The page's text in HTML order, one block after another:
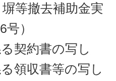
等撤去補助金実
）
契約書の写し
領収書等の写し